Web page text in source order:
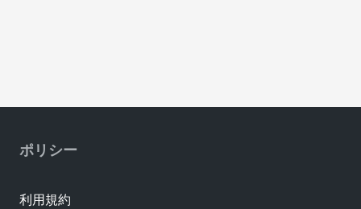
ポリシー
利用規約